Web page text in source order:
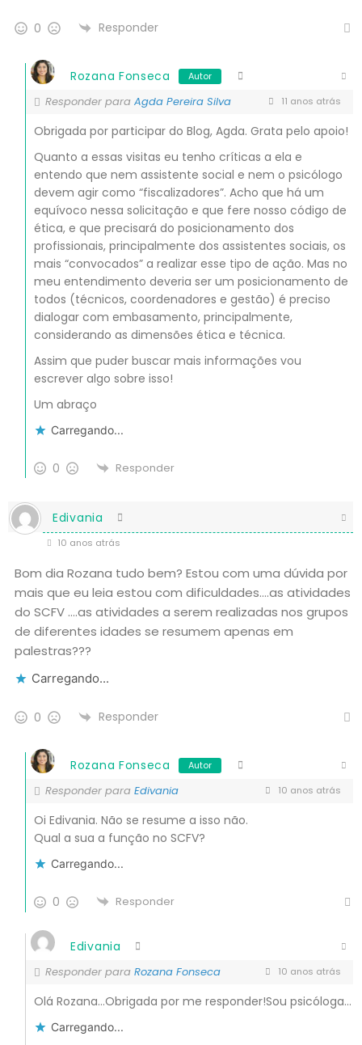
0 Responder
Rozana Fonseca Autor
Responder para Agda Pereira Silva 11 anos atrás
Obrigada por participar do Blog, Agda. Grata pelo apoio!
Quanto a essas visitas eu tenho críticas a ela e
entendo que nem assistente social e nem o psicólogo
devem agir como “fiscalizadores”. Acho que há um
equívoco nessa solicitação e que fere nosso código de
ética, e que precisará do posicionamento dos
profissionais, principalmente dos assistentes sociais, os
mais “convocados” a realizar esse tipo de ação. Mas no
meu entendimento deveria ser um posicionamento de
todos (técnicos, coordenadores e gestão) é preciso
dialogar com embasamento, principalmente,
considerando as dimensões ética e técnica.
Assim que puder buscar mais informações vou
escrever algo sobre isso!
Um abraço
Carregando...
0 Responder
Edivania
10 anos atrás
Bom dia Rozana tudo bem? Estou com uma dúvida por
mais que eu leia estou com dificuldades….as atividades
do SCFV ….as atividades a serem realizadas nos grupos
de diferentes idades se resumem apenas em
palestras???
Carregando...
0 Responder
Rozana Fonseca Autor
Responder para Edivania 10 anos atrás
Oi Edivania. Não se resume a isso não.
Qual a sua a função no SCFV?
Carregando...
0 Responder
Edivania
Responder para Rozana Fonseca 10 anos atrás
Olá Rozana…Obrigada por me responder!Sou psicóloga…
Carregando...